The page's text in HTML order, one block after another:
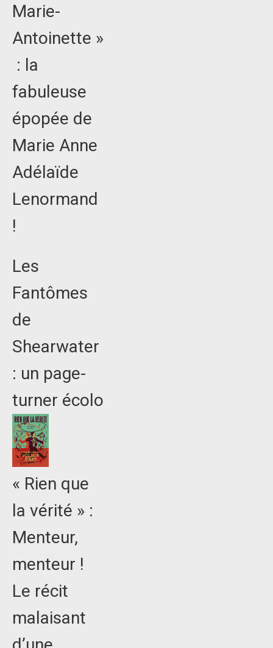
Marie-
Antoinette »
: la
fabuleuse
épopée de
Marie Anne
Adélaïde
Lenormand
!
Les
Fantômes
de
Shearwater
: un page-
turner écolo
« Rien que
la vérité » :
Menteur,
menteur !
Le récit
malaisant